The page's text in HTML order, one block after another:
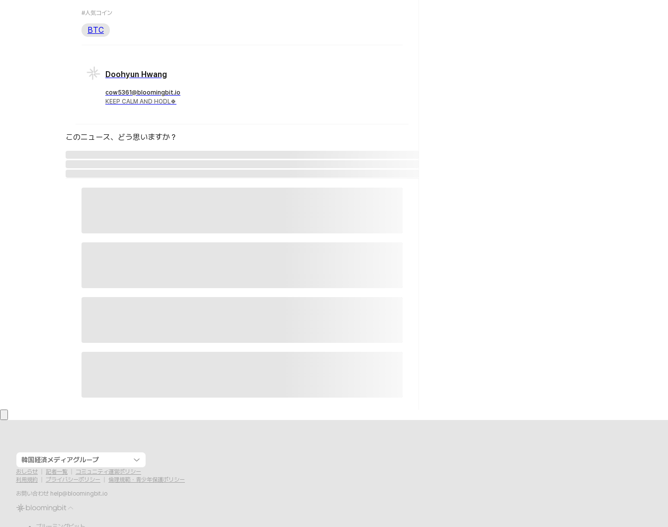
#人気コイン
BTC
Doohyun Hwang
cow5361@bloomingbit.io
KEEP CALM AND HODL🍀
このニュース、どう思いますか？
韓国経済メディアグループ
おしらせ 記者一覧
コミュニティ運営ポリシー
利用規約
プライバシーポリシー
倫理規範・青少年保護ポリシー
お問い合わせ help@bloomingbit.io